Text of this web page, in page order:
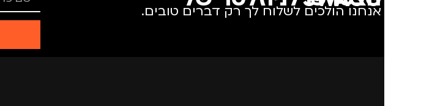
אנחנו הולכים לשלוח לך רק דברים טובים.